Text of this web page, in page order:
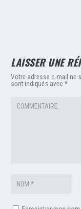
LAISSER UNE
Votre adresse e-mail ne
sont indiqués avec*